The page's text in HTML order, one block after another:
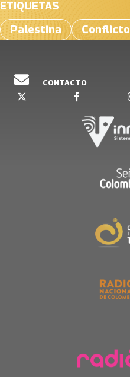
ETIQUETAS
Palestina
Conflicto
CONTACTO